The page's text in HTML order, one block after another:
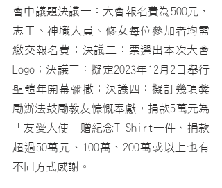
會中議題決議一：大會報名費為500元，
志工、神職人員、修女每位參加者均需
繳交報名費；決議二：票選出本次大會
Logo；決議三：擬定2023年12月2日舉行
聖體年開幕彌撒；決議四：擬訂幾項獎
勵辦法鼓勵教友慷慨奉獻，捐款5萬元為
「友愛大使」贈紀念T-Shirt一件、捐款
超過50萬元、100萬、200萬或以上也有
不同方式感謝。